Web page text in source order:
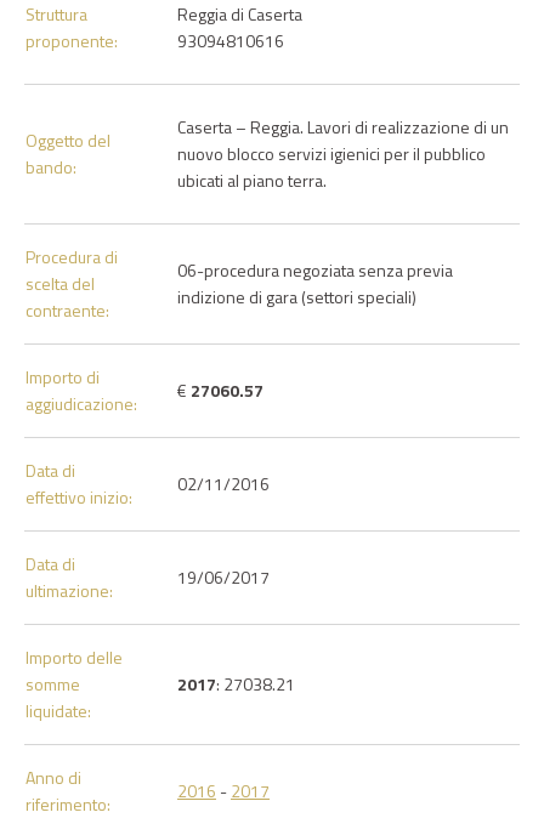
Struttura
proponente:
Reggia di Caserta
93094810616
Oggetto del
bando:
Caserta – Reggia. Lavori di realizzazione di un
nuovo blocco servizi igienici per il pubblico
ubicati al piano terra.
Procedura di
scelta del
contraente:
06-procedura negoziata senza previa
indizione di gara (settori speciali)
Importo di
aggiudicazione:
€ 27060.57
Data di
effettivo inizio:
02/11/2016
Data di
ultimazione:
19/06/2017
Importo delle
somme
liquidate:
2017: 27038.21
Anno di
riferimento:
2016 -2017